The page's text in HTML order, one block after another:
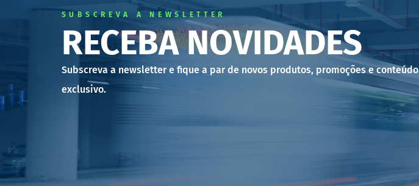
SUBSCREVA A NEWSLETTER
RECEBA NOVIDADES
Subscreva a newsletter e fique a par de novos produtos, promoções e conteúdo
exclusivo.